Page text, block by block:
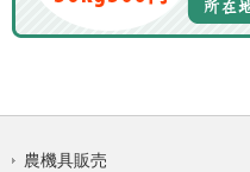
農機具販売